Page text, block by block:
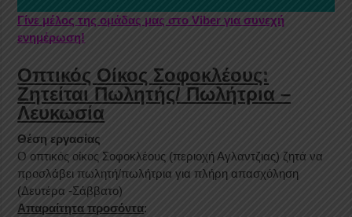
Γίνε μέλος της ομάδας μας στο Viber για συνεχή
ενημέρωση!
Οπτικός Οίκος Σοφοκλέους:
Ζητείται Πωλητής/ Πωλήτρια –
Λευκωσία
Θέση εργασίας
Ο οπτικός οίκος Σοφοκλέους (περιοχή Αγλαντζιας) ζητά να
προσλάβει πωλητή/πωλήτρια για πλήρη απασχόληση
(Δευτέρα -Σάββατο)
Απαραίτητα προσόντα: